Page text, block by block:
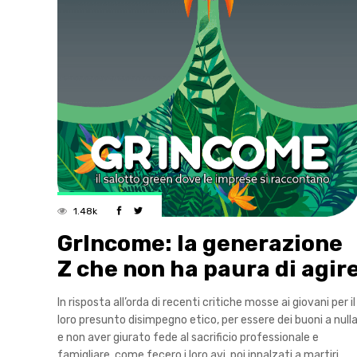
1.48k
GrIncome: la generazione
Z che non ha paura di
In risposta all’orda di recenti critiche mosse ai giovani per il
loro presunto disimpegno etico, per essere dei buoni a nulla
e non aver giurato fede al sacrificio professionale e